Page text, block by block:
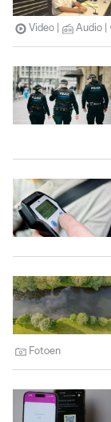
Video Audio
Fotoen